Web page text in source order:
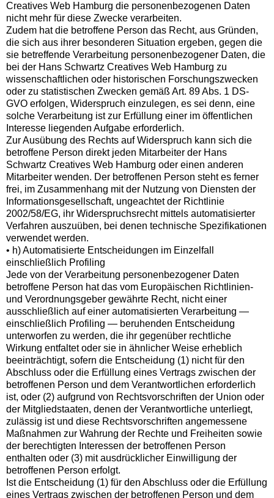
Creatives Web Hamburg die personenbezogenen Daten
nicht mehr für diese Zwecke verarbeiten.
Zudem hat die betroffene Person das Recht, aus Gründen,
die sich aus ihrer besonderen Situation ergeben, gegen die
sie betreffende Verarbeitung personenbezogener Daten, die
bei der Hans Schwartz Creatives Web Hamburg zu
wissenschaftlichen oder historischen Forschungszwecken
oder zu statistischen Zwecken gemäß Art. 89 Abs. 1 DS-
GVO erfolgen, Widerspruch einzulegen, es sei denn, eine
solche Verarbeitung ist zur Erfüllung einer im öffentlichen
Interesse liegenden Aufgabe erforderlich.
Zur Ausübung des Rechts auf Widerspruch kann sich die
betroffene Person direkt jeden Mitarbeiter der Hans
Schwartz Creatives Web Hamburg oder einen anderen
Mitarbeiter wenden. Der betroffenen Person steht es ferner
frei, im Zusammenhang mit der Nutzung von Diensten der
Informationsgesellschaft, ungeachtet der Richtlinie
2002/58/EG, ihr Widerspruchsrecht mittels automatisierter
Verfahren auszuüben, bei denen technische Spezifikationen
verwendet werden.
• h) Automatisierte Entscheidungen im Einzelfall
einschließlich Profiling
Jede von der Verarbeitung personenbezogener Daten
betroffene Person hat das vom Europäischen Richtlinien-
und Verordnungsgeber gewährte Recht, nicht einer
ausschließlich auf einer automatisierten Verarbeitung —
einschließlich Profiling — beruhenden Entscheidung
unterworfen zu werden, die ihr gegenüber rechtliche
Wirkung entfaltet oder sie in ähnlicher Weise erheblich
beeinträchtigt, sofern die Entscheidung (1) nicht für den
Abschluss oder die Erfüllung eines Vertrags zwischen der
betroffenen Person und dem Verantwortlichen erforderlich
ist, oder (2) aufgrund von Rechtsvorschriften der Union oder
der Mitgliedstaaten, denen der Verantwortliche unterliegt,
zulässig ist und diese Rechtsvorschriften angemessene
Maßnahmen zur Wahrung der Rechte und Freiheiten sowie
der berechtigten Interessen der betroffenen Person
enthalten oder (3) mit ausdrücklicher Einwilligung der
betroffenen Person erfolgt.
Ist die Entscheidung (1) für den Abschluss oder die Erfüllung
eines Vertrags zwischen der betroffenen Person und dem